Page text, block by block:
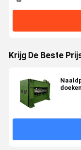
Krijg De Beste
doeken